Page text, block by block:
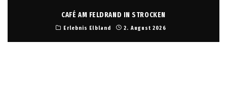
CAFÉ AM FELDRAND IN STROCKEN
Erlebnis Elbland 2. August 2026